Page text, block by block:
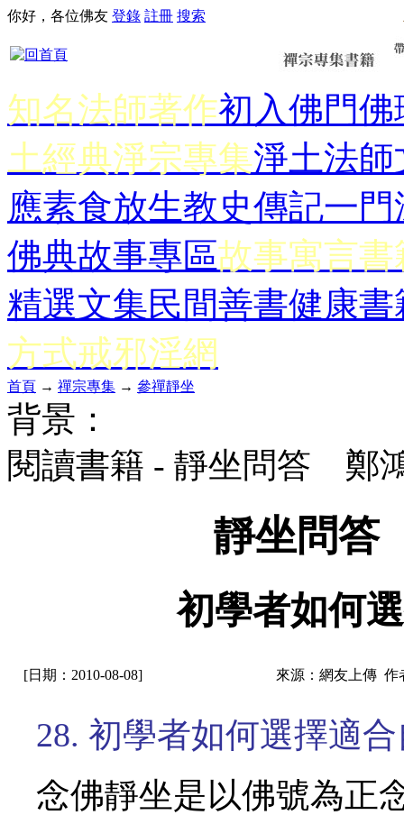
你好，各位佛友 登錄 註冊 搜索
知名法師著作初入佛門佛
土經典淨宗專集淨土法師
應素食放生教史傳記一門
佛典故事專區故事寓言書
精選文集民間善書健康書
方式戒邪淫網
首頁 → 禪宗專集 → 參禪靜坐
背景：
閱讀書籍 - 靜坐問答 鄭
靜坐問
初學者如何
[日期：2010-08-08] 來源：網友上傳 作
28. 初學者如何選擇適
念佛靜坐是以佛號為正